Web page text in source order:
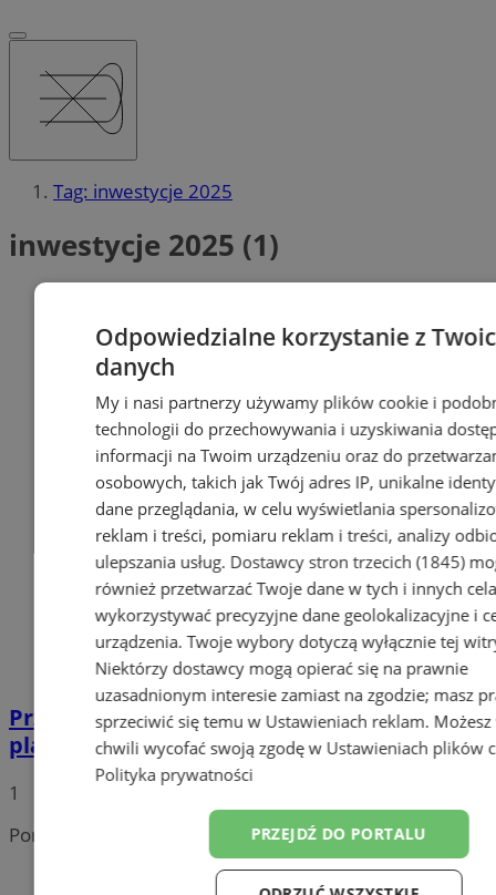
Tag: inwestycje 2025
inwestycje 2025 (1)
Przyszłość Wodzisławia Śląskiego:
planowane inwestycje na 2025 rok
1
Portal należy do sieci
Odpowiedzialne korzystanie z
danych
My i nasi partnerzy używamy plików cookie i
technologii do przechowywania i uzyskiwania
informacji na Twoim urządzeniu oraz do
osobowych, takich jak Twój adres IP, unikalne
dane przeglądania, w celu wyświetlania
reklam i treści, pomiaru reklam i treści, analizy
ulepszania usług. Dostawcy stron trzecich (1845)
również przetwarzać Twoje dane w tych i innych
wykorzystywać precyzyjne dane geolokalizacyjne i
urządzenia. Twoje wybory dotyczą wyłącznie tej
Niektórzy dostawcy mogą opierać się na prawnie
uzasadnionym interesie zamiast na zgodzie; masz
sprzeciwić się temu w Ustawieniach reklam.
chwili wycofać swoją zgodę w Ustawieniach plików
Polityka prywatności
PRZEJDŹ DO PORTALU